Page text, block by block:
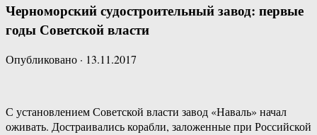
Черноморский судостроительный завод: первые
годы Советской власти
Опубликовано · 13.11.2017
С установлением Советской власти завод «Наваль» начал
оживать. Достраивались корабли, заложенные при Российской